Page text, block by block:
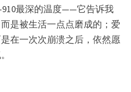
910最深的温度——它告诉我
是被生活一点点磨成的；爱
在一次次崩溃之后，依然愿